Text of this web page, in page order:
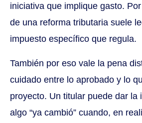
iniciativa que implique gasto.
de una reforma tributaria suele
impuesto específico que regula.
También por eso vale la pena
cuidado entre lo aprobado y lo
proyecto. Un titular puede dar la
algo “ya cambió” cuando, en